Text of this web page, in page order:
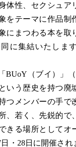
体性、セクシュア
をテーマに作品制
にまつわる本を取
に集結いたしま
BUoY（ブイ）」
いう歴史を持つ廃
つメンバーの手で
、若く、先鋭的で
きる場所としてオ
・28日に開催さ